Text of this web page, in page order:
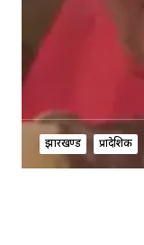
झारखण्ड प्रादेशिक